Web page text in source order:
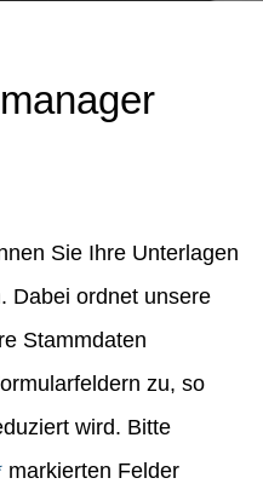
Sie Ihre Unterlagen
Dabei ordnet unsere
Stammdaten
zu, so
wird. Bitte
markierten Felder